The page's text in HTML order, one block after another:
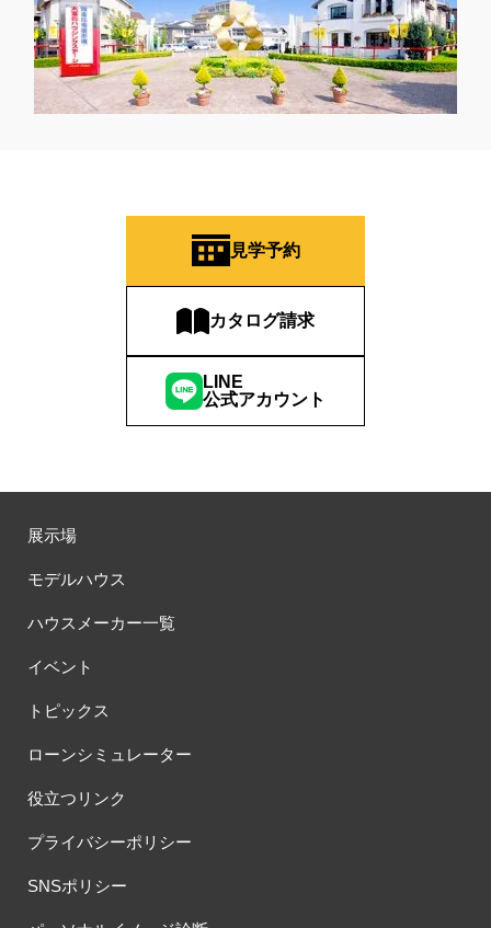
見学予約
カタログ請求
LINE
公式アカウント
展示場
モデルハウス
ハウスメーカー一覧
イベント
トピックス
ローンシミュレーター
役立つリンク
プライバシーポリシー
SNSポリシー